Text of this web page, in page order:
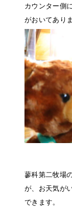
カウンター側
がおいてあり
蓼科第二牧場
が、お天気が
できます。